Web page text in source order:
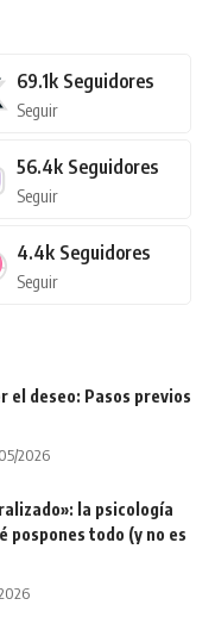
69.1k Seguidores
Seguir
56.4k Seguidores
Seguir
4.4k Seguidores
Seguir
el deseo: Pasos previos
2026
la psicología
pospones todo (y no es